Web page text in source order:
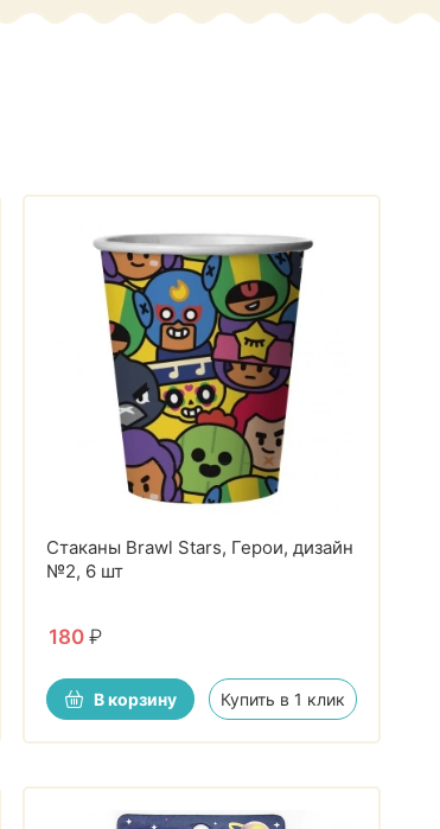
Стаканы Brawl Stars, Герои, дизайн
№2, 6 шт
180 ₽
В корзину Купить в 1 клик